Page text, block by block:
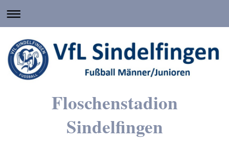
Floschenstadion
Sindelfingen